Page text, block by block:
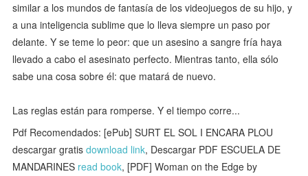
similar a los mundos de fantasía de los videojuegos de su hijo, y
a una inteligencia sublime que lo lleva siempre un paso por
delante. Y se teme lo peor: que un asesino a sangre fría haya
llevado a cabo el asesinato perfecto. Mientras tanto, ella sólo
sabe una cosa sobre él: que matará de nuevo.
Las reglas están para romperse. Y el tiempo corre...
Pdf Recomendados: [ePub] SURT EL SOL I ENCARA PLOU
descargar gratisdownload link, Descargar PDF ESCUELA DE
MANDARINES read book, [PDF] Woman on the Edge by